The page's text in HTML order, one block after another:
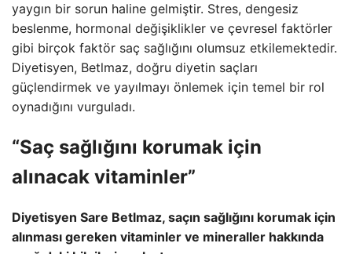
yaygın bir sorun haline gelmiştir. Stres, dengesiz
beslenme, hormonal değişiklikler ve çevresel faktörler
gibi birçok faktör saç sağlığını olumsuz etkilemektedir.
Diyetisyen, Betlmaz, doğru diyetin saçları
güçlendirmek ve yayılmayı önlemek için temel bir rol
oynadığını vurguladı.
“Saç sağlığını korumak için
alınacak vitaminler”
Diyetisyen Sare Betlmaz, saçın sağlığını korumak için
alınması gereken vitaminler ve mineraller hakkında